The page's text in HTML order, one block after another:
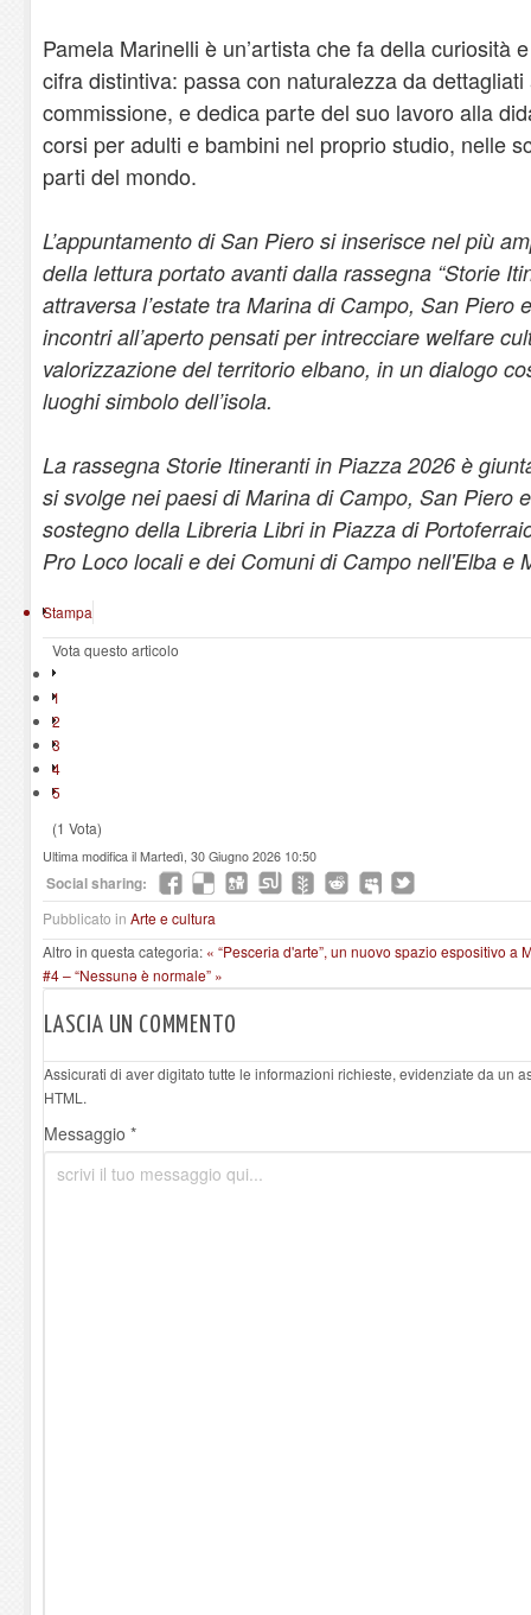
Pamela Marinelli è un’artista che fa della curiosità
cifra distintiva: passa con naturalezza da
commissione, e dedica parte del suo lavoro alla
corsi per adulti e bambini nel proprio studio, nelle
parti del mondo.
L’appuntamento di San Piero si inserisce nel più
della lettura portato avanti dalla rassegna “Storie
attraversa l’estate tra Marina di Campo, San Piero
incontri all’aperto pensati per intrecciare welfare
valorizzazione del territorio elbano, in un dialogo
luoghi simbolo dell’isola.
La rassegna Storie Itineranti in Piazza 2026 è
si svolge nei paesi di Marina di Campo, San Piero
sostegno della Libreria Libri in Piazza di
Pro Loco locali e dei Comuni di Campo nell'Elba e
Stampa
Vota questo articolo
1
2
3
4
5
(1 Vota)
Ultima modifica il Martedì, 30 Giugno 2026 10:50
Social sharing:
Pubblicato in Arte e cultura
Altro in questa categoria: « “Pesceria d'arte”, un nuovo spazio espositivo a
#4 – “Nessunə è normale” »
LASCIA UN COMMENTO
Assicurati di aver digitato tutte le informazioni richieste, evidenziate da un
HTML.
Messaggio *